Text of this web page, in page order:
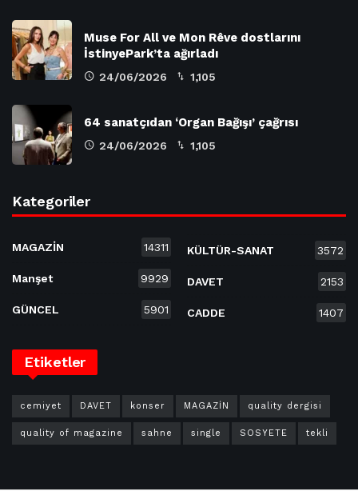
Muse For All ve Mon Rêve dostlarını
İstinyePark’ta ağırladı
24/06/2026 1,105
64 sanatçıdan ‘Organ Bağışı’ çağrısı
24/06/2026 1,105
Kategoriler
MAGAZİN 14311
Manşet 9929
GÜNCEL 5901
KÜLTÜR-SANAT 3572
DAVET 2153
CADDE 1407
Etiketler
cemiyet DAVET konser MAGAZİN quality dergisi
quality of magazine sahne single SOSYETE tekli